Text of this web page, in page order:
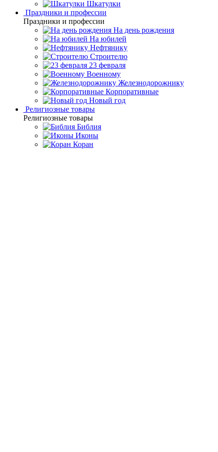
Шкатулки
Праздники и профессии
Праздники и профессии
На день рождения
На юбилей
Нефтянику
Строителю
23 февраля
Военному
Железнодорожнику
Корпоративные
Новый год
Религиозные товары
Религиозные товары
Библия
Иконы
Коран